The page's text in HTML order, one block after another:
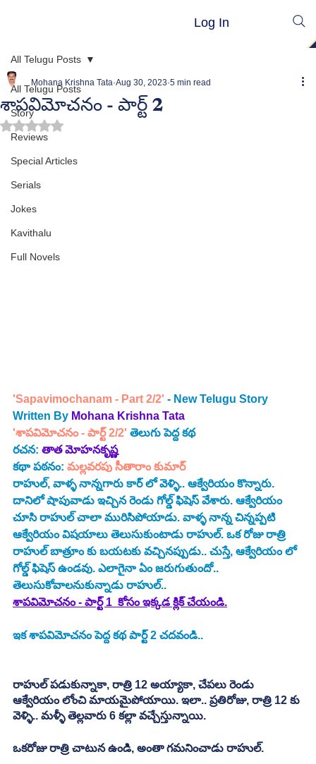
Log In
All Telugu Posts
Story
Reviews
Special Articles
Serials
Jokes
Kavithalu
Full Novels
All Telugu Posts
శాపవిమోచనం - పార్ట్ 2
Mohana Krishna Tata Aug 30, 2023 5 min read
Rated NaN out of 5 stars.
'Sapavimochanam - Part 2/2' - New Telugu Story
Written By Mohana Krishna Tata
'శాపవిమోచనం - పార్ట్ 2/2' తెలుగు పెద్ద కథ
రచన: తాత మోహనకృష్ణ
కథా పఠనం: మల్లవరపు సీతారాం కుమార్
రాహుల్, వాళ్ళ నాన్నగారు కార్ లో వెళ్ళి.. ఆక్వేరియం కొన్నారు.
దానిలో షాపువాడు ఇచ్చిన రెండు గోల్డ్ ఫిషెస్ వేశారు. ఆక్వేరియం
చూసి రాహుల్ చాలా మురిసిపోయాడు. వాళ్ళ నాన్న చిన్నప్పటి
ఆక్వేరియం విషయాలు తెలుసుకుంటాడు రాహుల్. ఒక రోజు రాత్రి
రాహుల్ బాత్రూం కు బయటకు వచ్చినప్పుడు.. చుస్తే, ఆక్వేరియం లో
గోల్డ్ ఫిషెస్ ఉండవు. ఎలాగైనా ఏం జరుగుతుందో..
తెలుసుకోవాలనుకున్నాడు రాహుల్..
శాపవిమోచనం - పార్ట్ 1  కోసం ఇక్కడ క్లిక్ చేయండి.
ఇక శాపవిమోచనం పెద్ద కథ పార్ట్ 2 చదవండి..
రాహుల్ పడుకున్నాకా, రాత్రి 12 అయ్యాకా, చేపలు రెండు
ఆక్వేరియం లోంచి మాయమైపోయాయి. ఇలా.. ప్రతిరోజు, రాత్రి 12 కు
వెళ్ళి.. మళ్ళీ తెల్లవారు 6 కల్లా వచ్చేస్తున్నాయి.
ఒకరోజు రాత్రి చాటున ఉండి, అంతా గమనించాడు రాహుల్.